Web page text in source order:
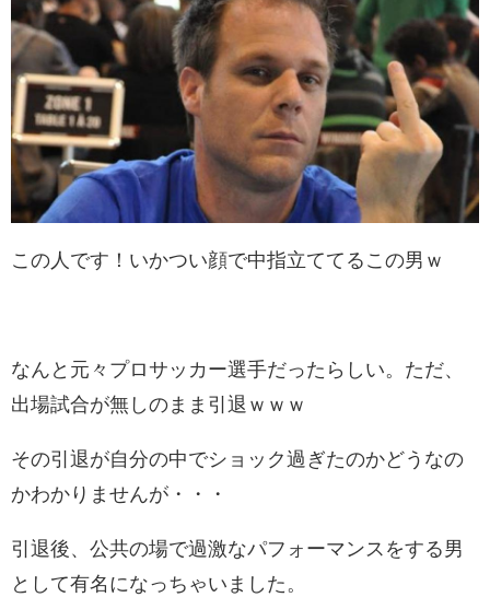
この人です！いかつい顔で中指立ててるこの男ｗ
なんと元々プロサッカー選手だったらしい。ただ、
出場試合が無しのまま引退ｗｗｗ
その引退が自分の中でショック過ぎたのかどうなの
かわかりませんが・・・
引退後、公共の場で過激なパフォーマンスをする男
として有名になっちゃいました。